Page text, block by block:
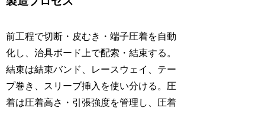
前工程で切断・皮むき・端子圧着を自動
化し、治具ボード上で配索・結束する。
結束は結束バンド、レースウェイ、テー
プ巻き、スリーブ挿入を使い分ける。圧
着は圧着高さ・引張強度を管理し、圧着